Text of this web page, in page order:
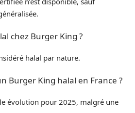
chez Burger King ?
halal par nature.
Burger King halal en France ?
évolution pour 2025, malgré une